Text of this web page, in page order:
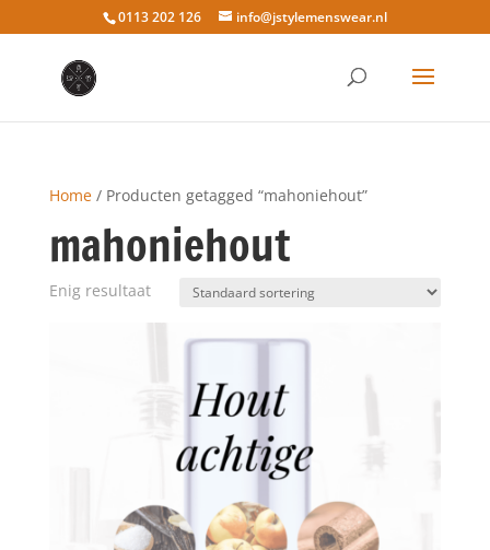
0113 202 126 info@jstylemenswear.nl
Home/ Producten getagged “mahoniehout”
mahoniehout
Enig resultaat